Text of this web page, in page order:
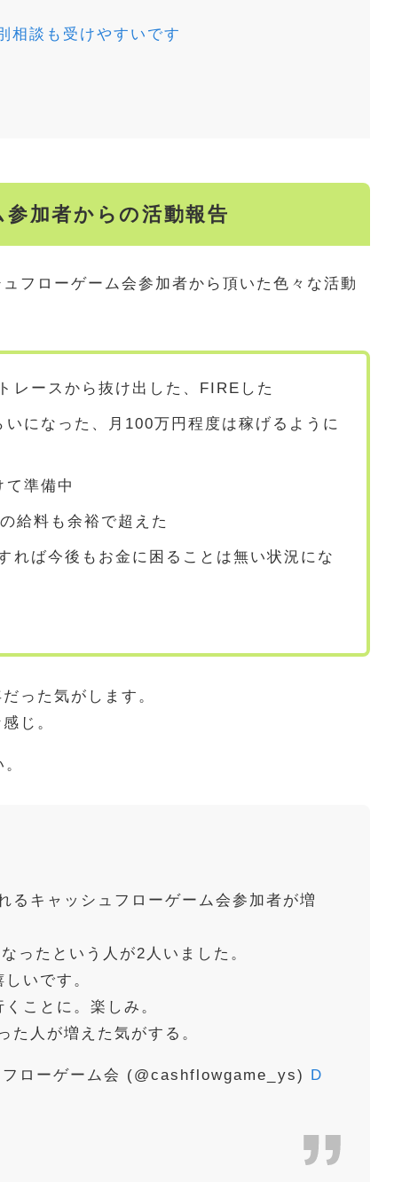
相談も受けやすいです
加者からの活動報告
フローゲーム会参加者から頂いた色々な活動
レースから抜け出した、FIREした
いになった、月100万円程度は稼げるように
準備中
給料も余裕で超えた
れば今後もお金に困ることは無い状況にな
った気がします。
じ。
るキャッシュフローゲーム会参加者が増
ったという人が2人いました。
いです。
ことに。楽しみ。
た人が増えた気がする。
ローゲーム会 (@cashflowgame_ys) D